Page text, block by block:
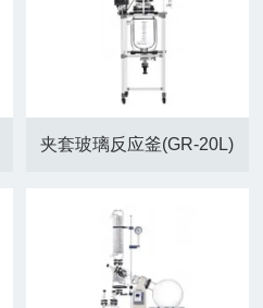
夹套玻璃反应釜(GR-20L)